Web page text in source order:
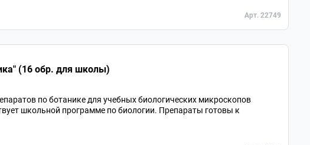
Арт. 22749
(16 обр. для школы)
по ботанике для учебных биологических микроскопов
школьной программе по биологии. Препараты готовы к